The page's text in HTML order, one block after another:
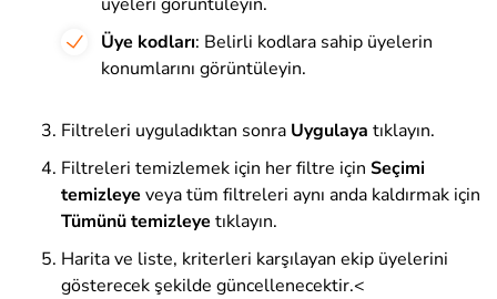
Üye kodları: Belirli kodlara sahip üyelerin
konumlarını görüntüleyin.
Filtreleri uyguladıktan sonra Uygulaya tıklayın.
Filtreleri temizlemek için her filtre için Seçimi
temizleye veya tüm filtreleri aynı anda kaldırmak için
Tümünütemizleye tıklayın.
Harita ve liste, kriterleri karşılayan ekip üyelerini
gösterecek şekilde güncellenecektir.<